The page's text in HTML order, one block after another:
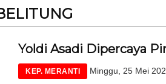
Yoldi Asadi Dipercaya
KEP. MERANTI
Minggu, 25 Mei